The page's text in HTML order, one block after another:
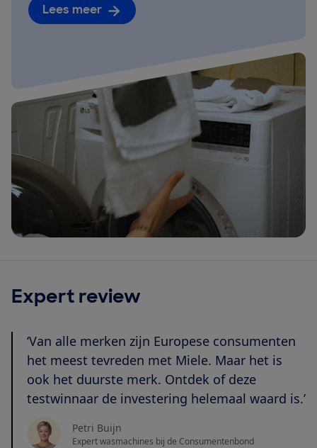
Lees meer
Expert review
‘Van alle merken zijn Europese consumenten
het meest tevreden met Miele. Maar het is
ook het duurste merk. Ontdek of deze
testwinnaar de investering helemaal waard is.’
Petri Buijn
Expert wasmachines bij de Consumentenbond